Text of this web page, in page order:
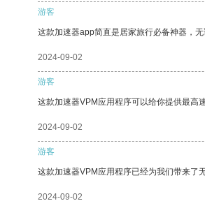
游客
这款加速器app简直是居家旅行必备神器，
2024-09-02
游客
这款加速器VPM应用程序可以给你提供最高
2024-09-02
游客
这款加速器VPM应用程序已经为我们带来了
2024-09-02